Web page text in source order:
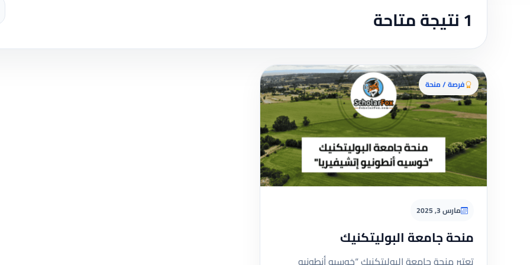
1 نتيجة متاحة
فرصة / منحة
مارس 3, 2025
منحة جامعة البوليتكنيك
تعتبر منحة جامعة البوليتكنيك “خوسيه أنطونيو